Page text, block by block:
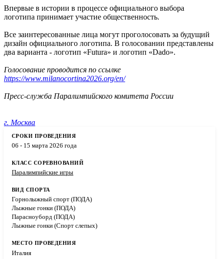
Впервые в истории в процессе официального выбора
логотипа принимает участие общественность.
Все заинтересованные лица могут проголосовать за будущий
дизайн официального логотипа. В голосовании представлены
два варианта - логотип «Futura» и логотип «Dado».
Голосование проводится по ссылке
https://www.milanocortina2026.org/en/
Пресс-служба Паралимпийского комитета России
г. Москва
06 - 15 марта 2026 года
Паралимпийские игры
Горнолыжный спорт (ПОДА)
Лыжные гонки (ПОДА)
Парасноуборд (ПОДА)
Лыжные гонки (Спорт слепых)
Италия